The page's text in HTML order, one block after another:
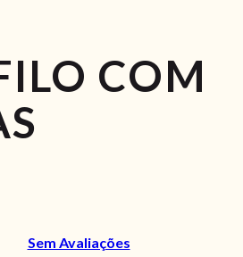
COM
Sem Avaliações